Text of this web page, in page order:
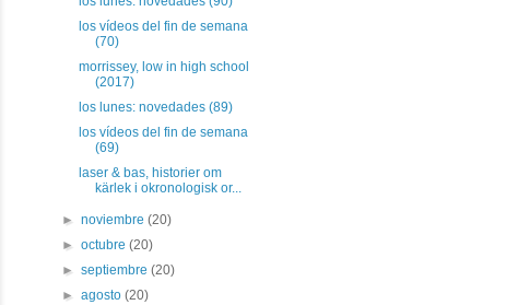
los vídeos del fin de semana
(70)
morrissey, low in high school
(2017)
los lunes: novedades (89)
los vídeos del fin de semana
(69)
laser & bas, historier om
kärlek i okronologisk or...
►noviembre(20)
►octubre(20)
►septiembre(20)
►agosto(20)